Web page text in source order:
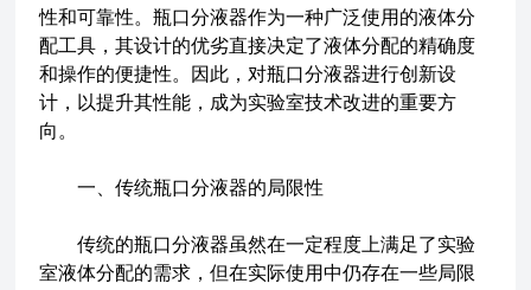
性和可靠性。瓶口分液器作为一种广泛使用的液体分
配工具，其设计的优劣直接决定了液体分配的精确度
和操作的便捷性。因此，对瓶口分液器进行创新设
计，以提升其性能，成为实验室技术改进的重要方
向。
一、传统瓶口分液器的局限性
传统的瓶口分液器虽然在一定程度上满足了实验
室液体分配的需求，但在实际使用中仍存在一些局限